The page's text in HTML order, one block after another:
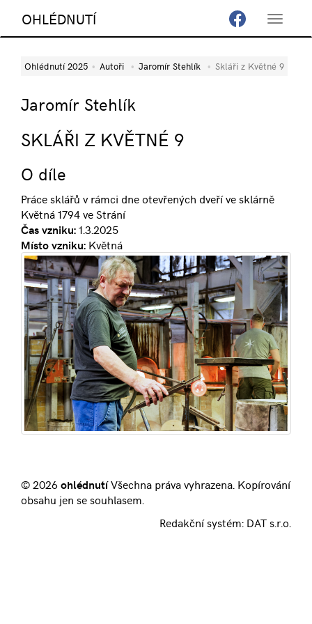
Toggle
OHLÉDNUTÍ
Ohlédnutí 2025 Autoři Jaromír Stehlík Skláři z Květné 9
Jaromír Stehlík
SKLÁŘI Z KVĚTNÉ 9
O díle
Práce sklářů v rámci dne otevřených dveří ve sklárně
Květná 1794 ve Strání
Čas vzniku:1.3.2025
Místo vzniku: Květná
© 2026ohlédnutíVšechna práva vyhrazena. Kopírování
obsahu jen se souhlasem.
Redakční systém: DAT s.r.o.